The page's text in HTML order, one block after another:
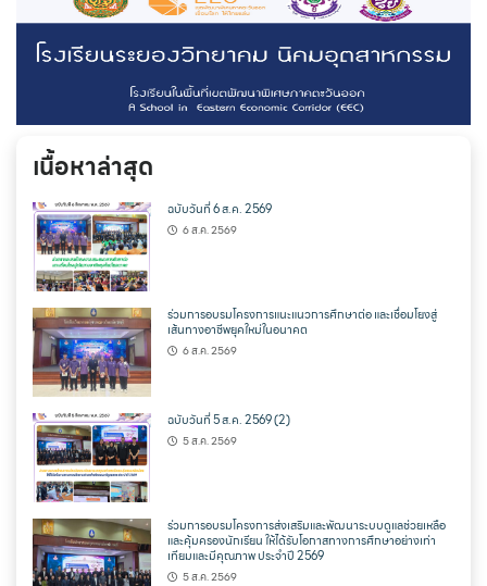
เนื้อหาล่าสุด
ฉบับวันที่ 6 ส.ค. 2569
6 ส.ค. 2569
ร่วมการอบรมโครงการแนะแนวการศึกษาต่อ และเชื่อมโยงสู่
เส้นทางอาชีพยุคใหม่ในอนาคต
6 ส.ค. 2569
ฉบับวันที่ 5 ส.ค. 2569 (2)
5 ส.ค. 2569
ร่วมการอบรมโครงการส่งเสริมและพัฒนาระบบดูแลช่วยเหลือ
และคุ้มครองนักเรียน ให้ได้รับโอกาสทางการศึกษาอย่างเท่า
เทียมและมีคุณภาพ ประจำปี 2569
5 ส.ค. 2569